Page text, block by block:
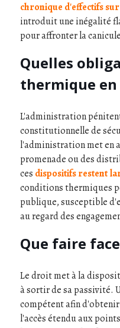
chronique d'effectifs
introduit une inégalité
pour affronter la
Quelles
thermique en
L'administration
constitutionnelle de
l'administration met en
promenade ou des
ces dispositifs restent
conditions thermiques
publique, susceptible
au regard des
Que faire
Le droit met à la
à sortir de sa passivité.
compétent afin
l'accès étendu aux